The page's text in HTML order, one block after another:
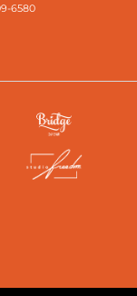
6580